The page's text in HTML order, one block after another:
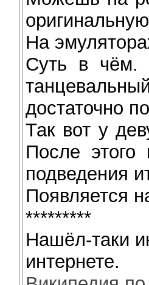
На
Суть в чём.
достаточно
Так вот у
После
подведения
Появляется
*********
Нашёл-таки
интернете.